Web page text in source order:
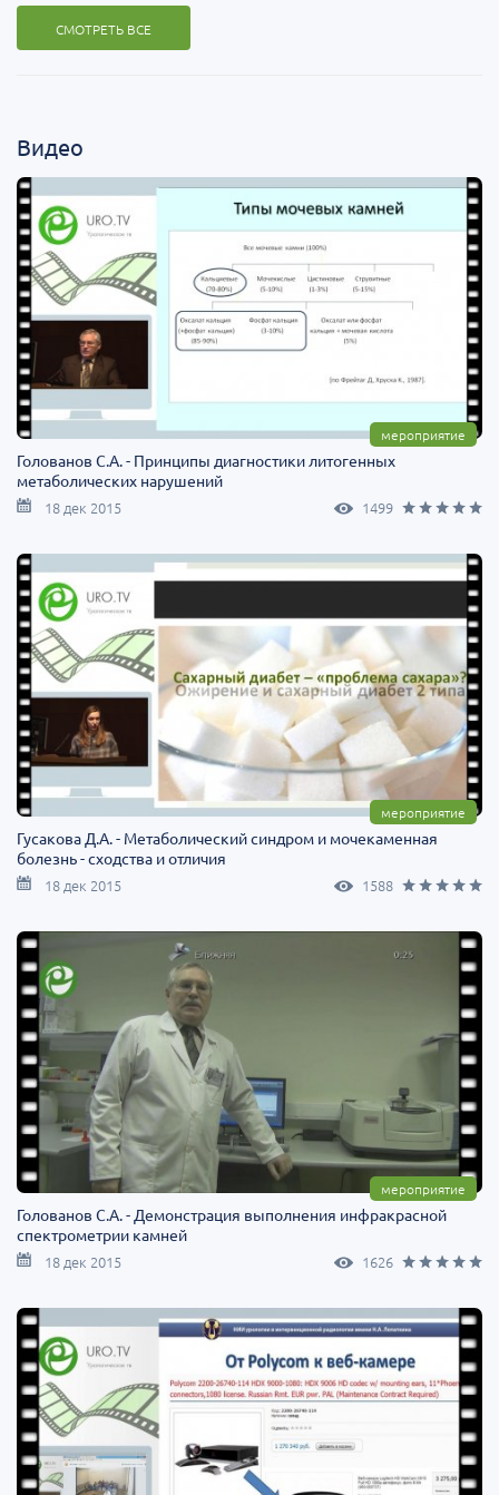
СМОТРЕТЬ ВСЕ
Видео
мероприятие
Голованов С.А. - Принципы диагностики литогенных
метаболических нарушений
18 дек 2015 1499
мероприятие
Гусакова Д.А. - Метаболический синдром и мочекаменная
болезнь - сходства и отличия
18 дек 2015 1588
мероприятие
Голованов С.А. - Демонстрация выполнения инфракрасной
спектро­метрии камней
18 дек 2015 1626